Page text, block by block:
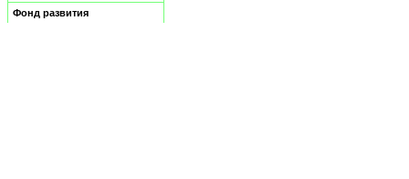
Фонд развития